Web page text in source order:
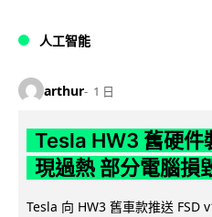
人工智能
arthur 1 日
Tesla HW3 舊硬件
現過熱 部分電腦損
Tesla 向 HW3 舊車款推送 FSD